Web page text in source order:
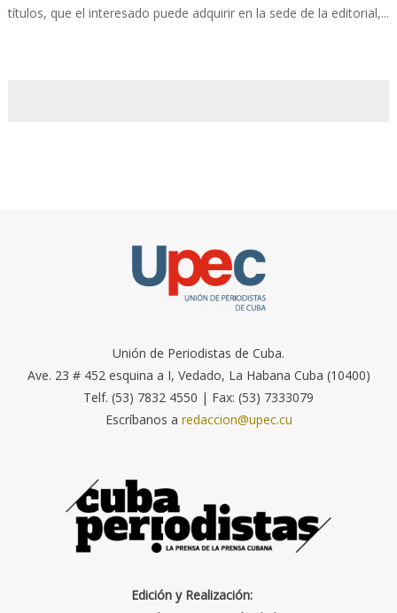
títulos, que el interesado puede adquirir en la sede de la editorial,...
Unión de Periodistas de Cuba.
Ave. 23 # 452 esquina a I, Vedado, La Habana Cuba (10400)
Telf. (53) 7832 4550 | Fax: (53) 7333079
Escríbanos a redaccion@upec.cu
Edición y Realización: